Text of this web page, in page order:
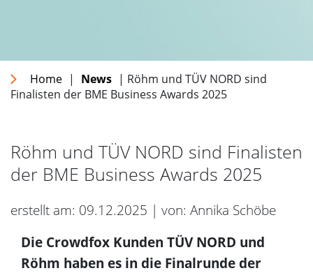
Home | News | Röhm und TÜV NORD sind
Finalisten der BME Business Awards 2025
Röhm und TÜV NORD sind Finalisten
der BME Business Awards 2025
erstellt am: 09.12.2025 | von: Annika Schöbe
Die Crowdfox Kunden TÜV NORD und
Röhm haben es in die Finalrunde der